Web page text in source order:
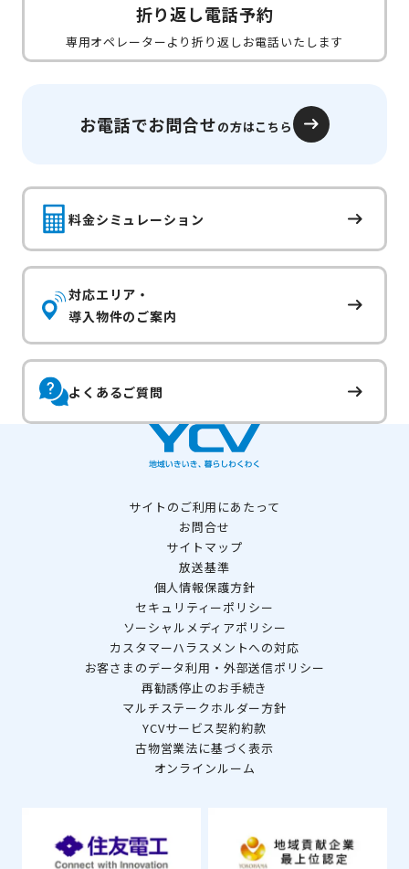
折り返し電話予約
専用オペレーターより折り返しお電話いたします
お電話でお問合せの方はこちら
料金シミュレーション
対応エリア・
導入物件のご案内
よくあるご質問
サイトのご利用にあたって
お問合せ
サイトマップ
放送基準
個人情報保護方針
セキュリティーポリシー
ソーシャルメディアポリシー
カスタマーハラスメントへの対応
お客さまのデータ利用・外部送信ポリシー
再勧誘停止のお手続き
マルチステークホルダー方針
YCVサービス契約約款
古物営業法に基づく表示
オンラインルーム